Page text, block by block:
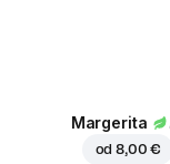
Margerita
od8,00 €